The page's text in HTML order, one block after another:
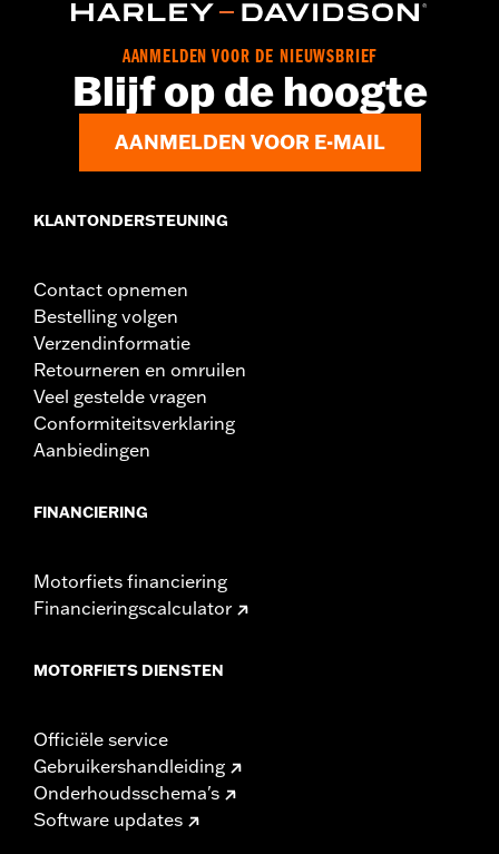
Per stuk verkocht:
Elk
AANMELDEN VOOR DE NIEUWSBRIEF
Blijf op de hoogte
AANMELDEN VOOR E-MAIL
KLANTONDERSTEUNING
Contact opnemen
Bestelling volgen
Verzendinformatie
Retourneren en omruilen
Veel gestelde vragen
Conformiteitsverklaring
Aanbiedingen
FINANCIERING
Motorfiets financiering
Financieringscalculator
MOTORFIETS DIENSTEN
Officiële service
Gebruikershandleiding
Onderhoudsschema's
Software updates